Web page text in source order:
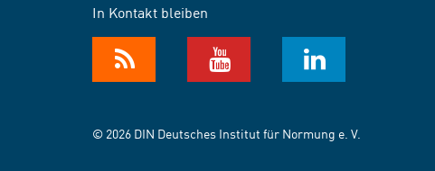
In Kontakt bleiben
© 2026 DIN Deutsches Institut für Normung e. V.